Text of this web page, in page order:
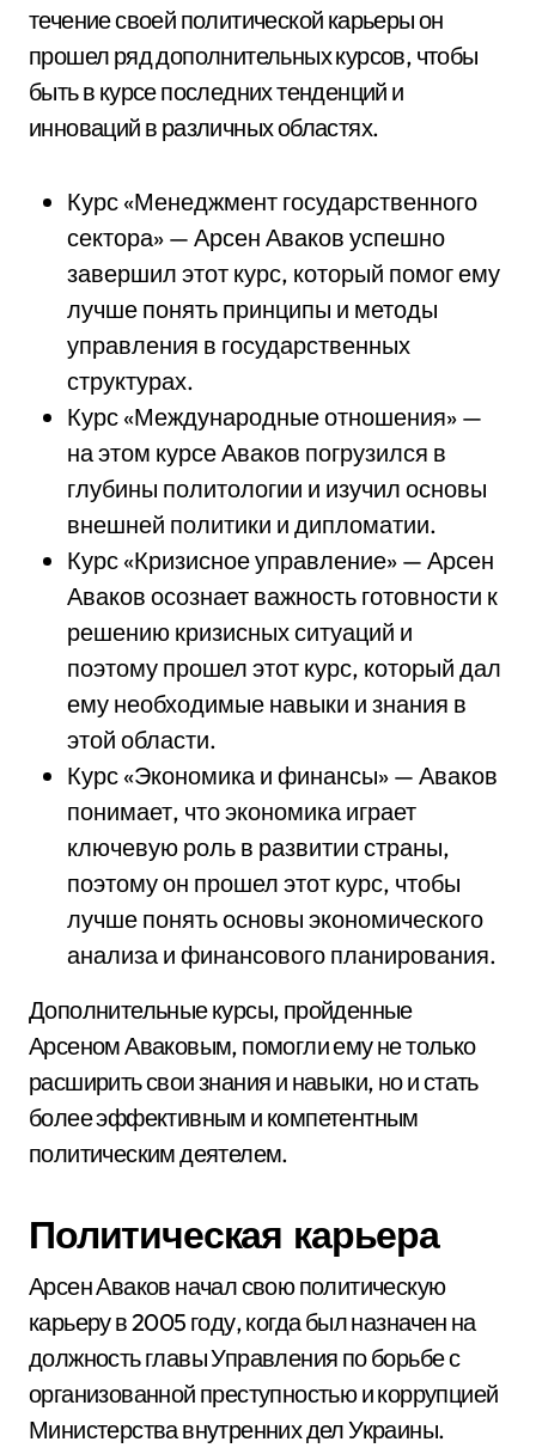
течение своей политической карьеры он
прошел ряд дополнительных курсов, чтобы
быть в курсе последних тенденций и
инноваций в различных областях.
Курс «Менеджмент государственного
сектора» — Арсен Аваков успешно
завершил этот курс, который помог ему
лучше понять принципы и методы
управления в государственных
структурах.
Курс «Международные отношения» —
на этом курсе Аваков погрузился в
глубины политологии и изучил основы
внешней политики и дипломатии.
Курс «Кризисное управление» — Арсен
Аваков осознает важность готовности к
решению кризисных ситуаций и
поэтому прошел этот курс, который дал
ему необходимые навыки и знания в
этой области.
Курс «Экономика и финансы» — Аваков
понимает, что экономика играет
ключевую роль в развитии страны,
поэтому он прошел этот курс, чтобы
лучше понять основы экономического
анализа и финансового планирования.
Дополнительные курсы, пройденные
Арсеном Аваковым, помогли ему не только
расширить свои знания и навыки, но и стать
более эффективным и компетентным
политическим деятелем.
Политическая карьера
Арсен Аваков начал свою политическую
карьеру в 2005 году, когда был назначен на
должность главы Управления по борьбе с
организованной преступностью и коррупцией
Министерства внутренних дел Украины.